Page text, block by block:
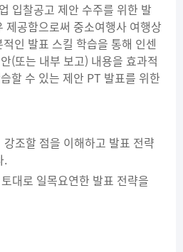
입찰공고 제안 수주를 위한 발
제공함으로써 중소여행사 여행상
인 발표 스킬 학습을 통해 인센
(또는 내부 보고) 내용을 효과적
할 수 있는 제안 PT 발표를 위한
조할 점을 이해하고 발표 전략
.
대로 일목요연한 발표 전략을